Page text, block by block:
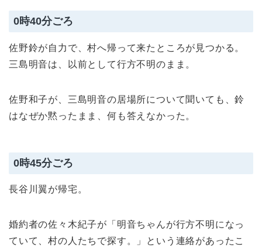
0時40分ごろ
佐野鈴が自力で、村へ帰って来たところが見つかる。
三島明音は、以前として行方不明のまま。
佐野和子が、三島明音の居場所について聞いても、鈴
はなぜか黙ったまま、何も答えなかった。
0時45分ごろ
長谷川翼が帰宅。
婚約者の佐々木紀子が「明音ちゃんが行方不明になっ
ていて、村の人たちで探す。」という連絡があったこ